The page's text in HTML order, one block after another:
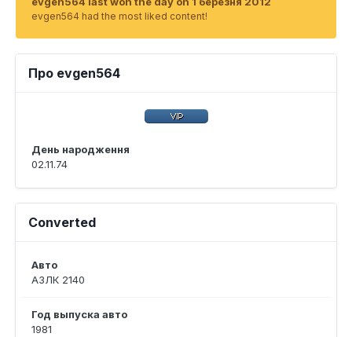
evgen564 had the most liked content!
Про evgen564
День народження
02.11.74
Converted
Авто
АЗЛК 2140
Год выпуска авто
1981